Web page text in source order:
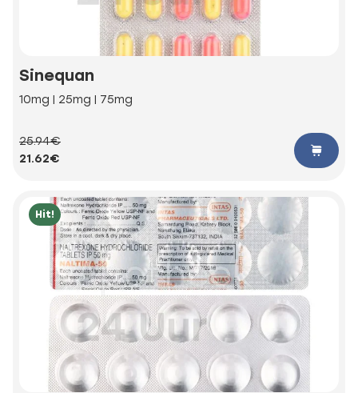
Sinequan
10mg | 25mg | 75mg
25.94€
21.62€
Hit!